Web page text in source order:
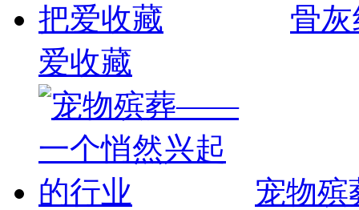
骨
爱收藏
宠物